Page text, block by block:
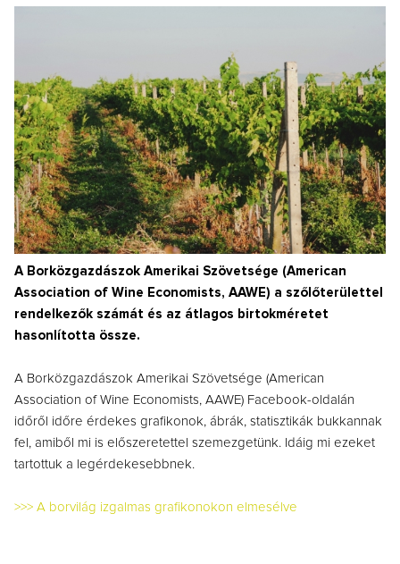
A Borközgazdászok Amerikai Szövetsége (American
Association of Wine Economists, AAWE) a szőlőterülettel
rendelkezők számát és az átlagos birtokméretet
hasonlította össze.
A Borközgazdászok Amerikai Szövetsége (American
Association of Wine Economists, AAWE) Facebook-oldalán
időről időre érdekes grafikonok, ábrák, statisztikák bukkannak
fel, amiből mi is előszeretettel szemezgetünk. Idáig mi ezeket
tartottuk a legérdekesebbnek.
>>> A borvilág izgalmas grafikonokon elmesélve